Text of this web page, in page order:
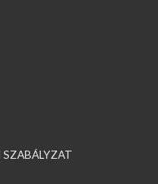
SZABÁLYZAT